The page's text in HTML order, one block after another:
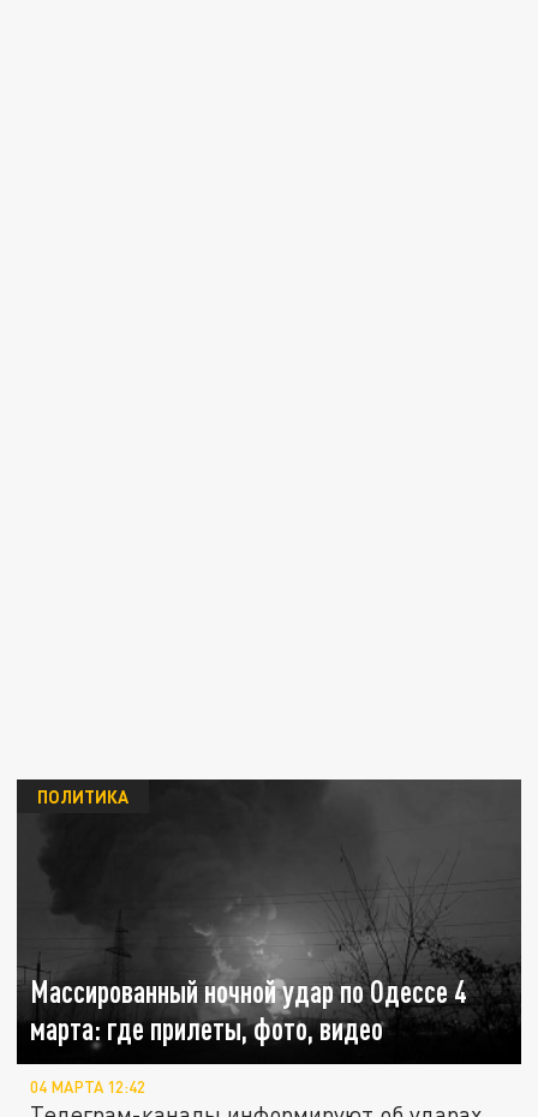
Массированный ночной удар по Одессе 4
марта: где прилеты, фото, видео
ПОЛИТИКА
04 МАРТА 12:42